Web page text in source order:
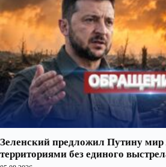
Зеленский предложил Путину
территориями без единого